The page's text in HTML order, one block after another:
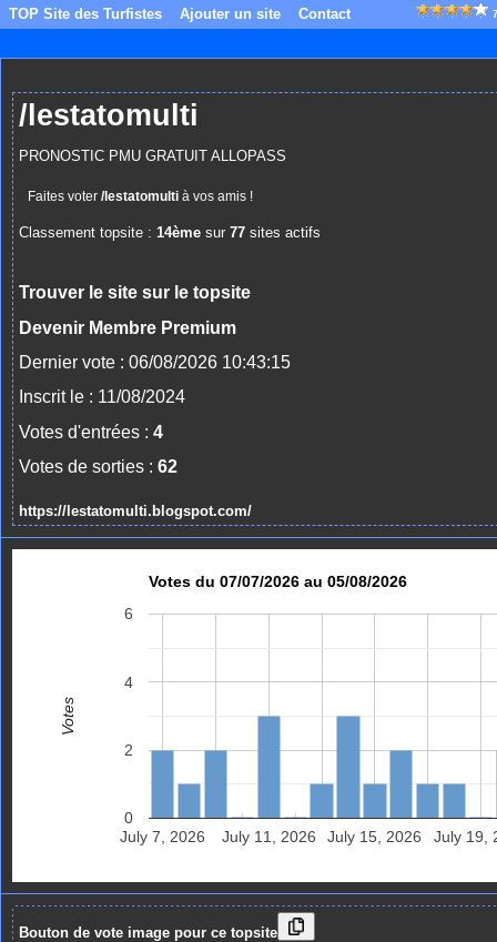
TOP Site des Turfistes Ajouter un site Contact
/lestatomulti
PRONOSTIC PMU GRATUIT ALLOPASS
Faites voter /lestatomulti à vos amis !
Classement topsite : 14ème sur 77 sites actifs
Trouver le site sur le topsite
Devenir Membre Premium
Dernier vote : 06/08/2026 10:43:15
Inscrit le : 11/08/2024
Votes d'entrées : 4
Votes de sorties : 62
https://lestatomulti.blogspot.com/
Votes du 07/07/2026 au 05/08/2026
July 7, 2026 July 11, 2026 July 15, 2026 July 19,
0
2
4
6
Votes
Bouton de vote image pour ce topsite